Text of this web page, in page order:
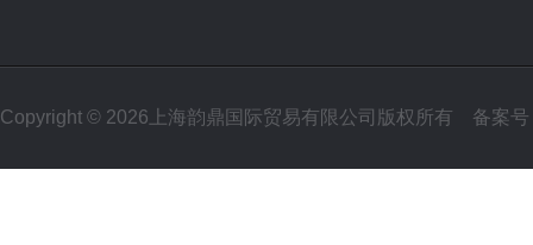
Copyright © 2026上海韵鼎国际贸易有限公司版权所有 备案